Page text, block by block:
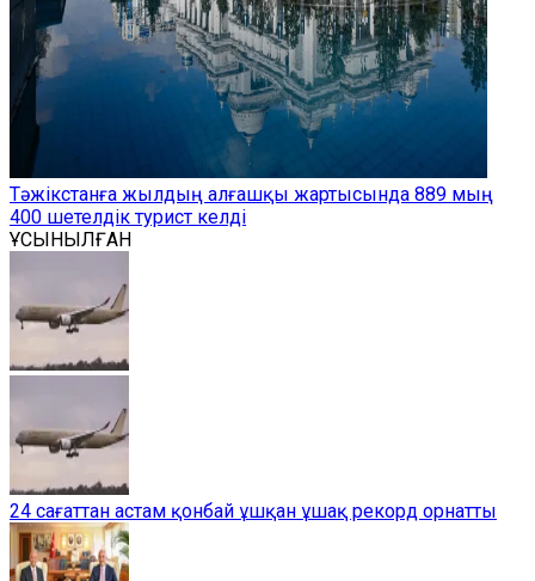
Тәжікстанға жылдың алғашқы жартысында 889 мың
400 шетелдік турист келді
ҰСЫНЫЛҒАН
24 сағаттан астам қонбай ұшқан ұшақ рекорд орнатты